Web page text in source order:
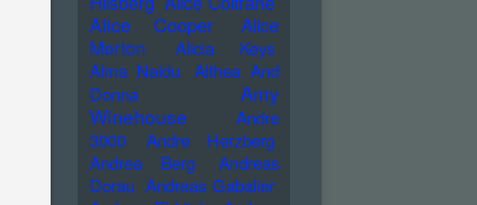
Alice Cooper
Alice
Merton
Alicia Keys
Alma Naidu
Althea And
Donna
Amy
Winehouse
Andre
3000
Andre Herzberg
Andrea Berg
Andreas
Dorau Andreas Gabalier